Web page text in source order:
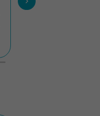
退職後、受給できる